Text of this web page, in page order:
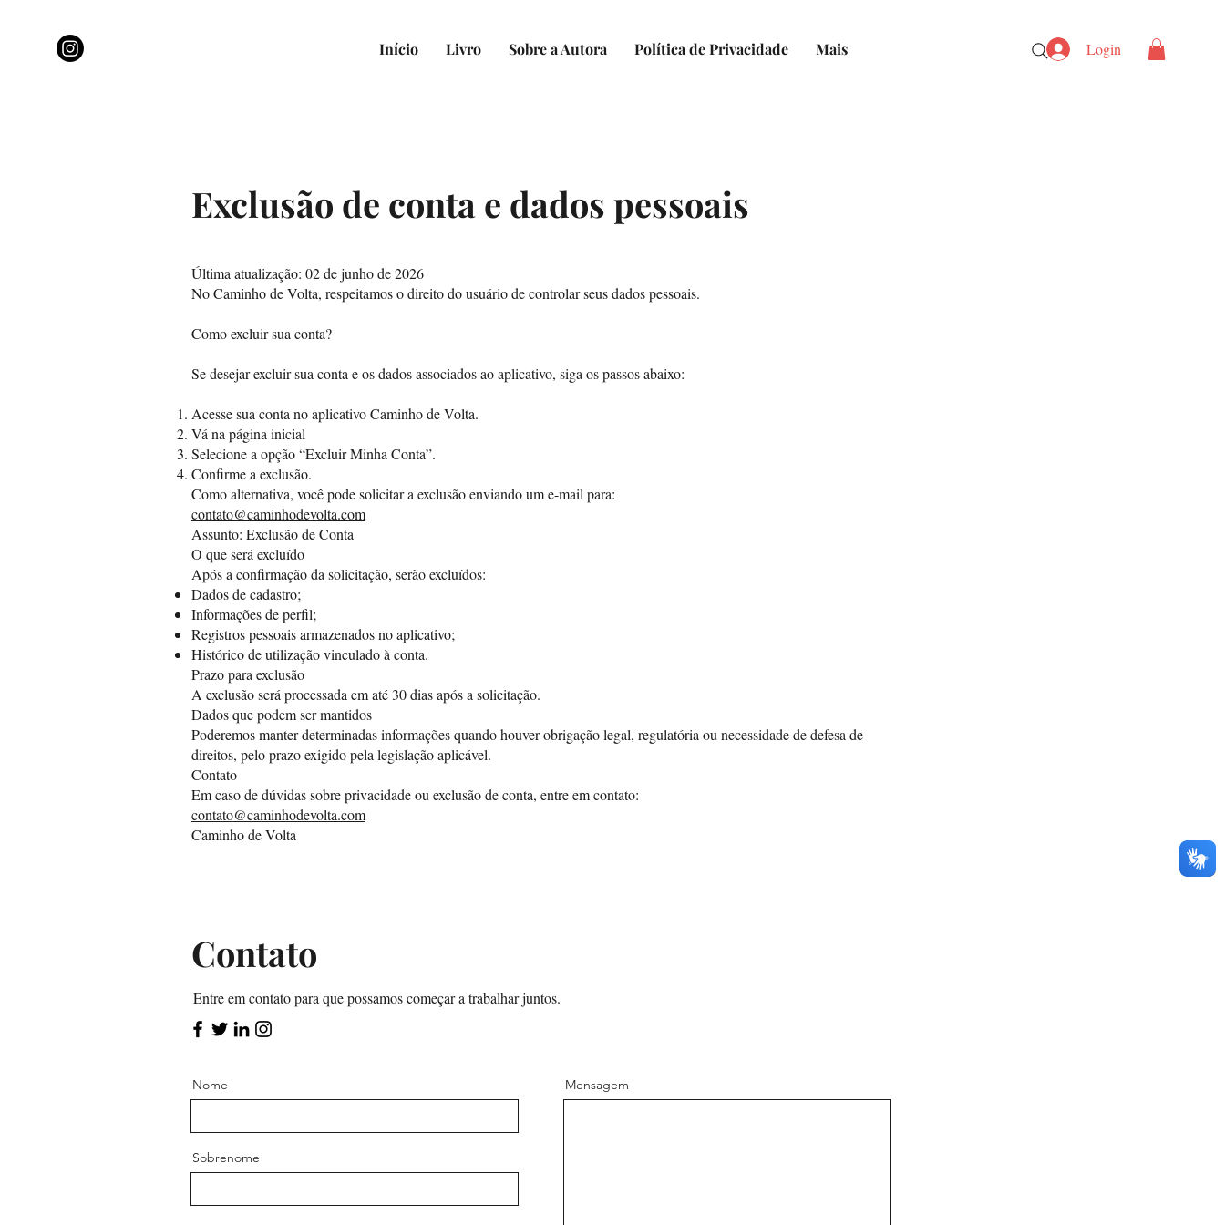
Início Livro Sobre a Autora Política de Privacidade Mais Login
Exclusão de conta e dados pessoais
Última atualização: 02 de junho de 2026
No Caminho de Volta, respeitamos o direito do usuário de controlar seus dados pessoais.
Como excluir sua conta?
Se desejar excluir sua conta e os dados associados ao aplicativo, siga os passos abaixo:
Acesse sua conta no aplicativo Caminho de Volta.
Vá na página inicial
Selecione a opção “Excluir Minha Conta”.
Confirme a exclusão.
Como alternativa, você pode solicitar a exclusão enviando um e-mail para:
contato@caminhodevolta.com
Assunto: Exclusão de Conta
O que será excluído
Após a confirmação da solicitação, serão excluídos:
Dados de cadastro;
Informações de perfil;
Registros pessoais armazenados no aplicativo;
Histórico de utilização vinculado à conta.
Prazo para exclusão
A exclusão será processada em até 30 dias após a solicitação.
Dados que podem ser mantidos
Poderemos manter determinadas informações quando houver obrigação legal, regulatória ou necessidade de defesa de
direitos, pelo prazo exigido pela legislação aplicável.
Contato
Em caso de dúvidas sobre privacidade ou exclusão de conta, entre em contato:
contato@caminhodevolta.com
Caminho de Volta
​Contato
Entre em contato para que possamos começar a trabalhar juntos.
Nome
Sobrenome
Mensagem